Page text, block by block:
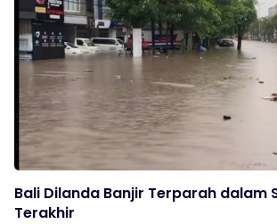
Bali Dilanda Banjir Terparah dalam
Terakhir